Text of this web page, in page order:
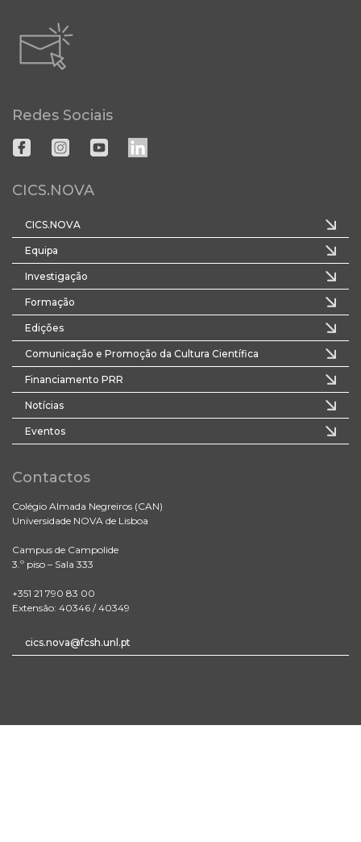
Redes Sociais
CICS.NOVA
CICS.NOVA
Equipa
Investigação
Formação
Edições
Comunicação e Promoção da Cultura Científica
Financiamento PRR
Notícias
Eventos
Contactos
Colégio Almada Negreiros (CAN)
Universidade NOVA de Lisboa
Campus de Campolide
3.º piso – Sala 333
+351 21 790 83 00
Extensão: 40346 / 40349
cics.nova@fcsh.unl.pt